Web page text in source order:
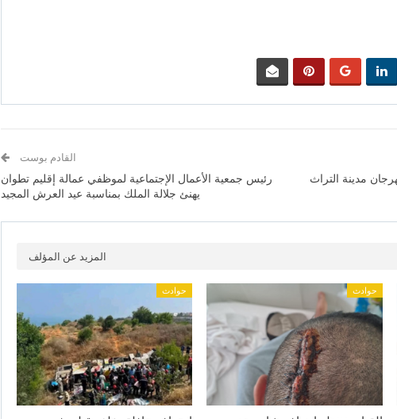
مدينة التراث
القادم بوست
رئيس جمعية الأعمال الإجتماعية لموظفي عمالة إقليم تطوان
يهنئ جلالة الملك بمناسبة عيد العرش المجيد
المزيد عن المؤلف
حوادث حوادث